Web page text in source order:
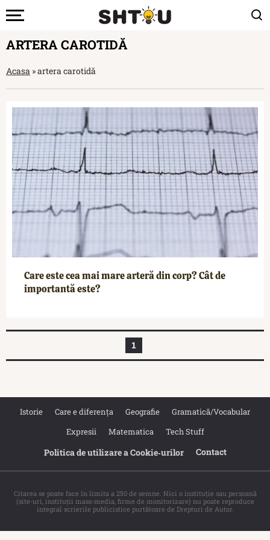
ARTERA CAROTIDĂ
Acasa »artera carotidă
Care este cea mai mare arteră din corp? Cât de
importantă este?
1
Istorie Care e diferența Geografie
Gramatică/Vocabular
Expresii
Matematica Tech Stuff
Politica de utilizare a Cookie‐urilor Contact
Citarea se poate face în limita a 250 de semne. Nici o instituţie sau persoană
(site-uri, instituţii mass-media, firme de monitorizare) nu poate reproduce
integral scrierile publicistice purtătoare de Drepturi de Autor.